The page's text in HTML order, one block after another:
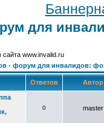
для
www.invalid.ru
- форум для инвалидов:
Ответов
0 master